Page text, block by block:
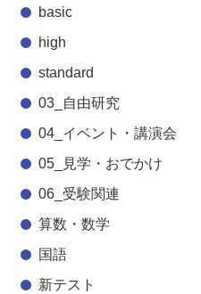
basic
high
standard
03_自由研究
04_イベント・講演会
05_見学・おでかけ
06_受験関連
算数・数学
国語
新テスト